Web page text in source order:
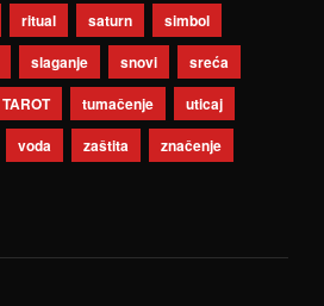
ritual saturn
simbol
slaganje snovi
sreća
TAROT tumačenje
uticaj
voda zaštita značenje